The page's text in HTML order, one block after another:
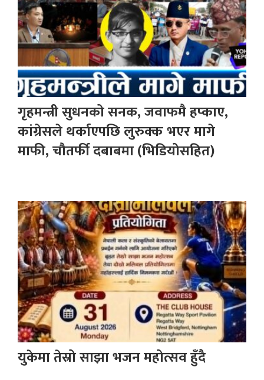
गृहमन्त्री सुधनको सनक, जवाफमै हप्काए,
कांग्रेसले थर्काएपछि लुरुक्क भएर मागे
माफी, चौतर्फी दबाबमा (भिडियोसहित)
युकेमा तेस्रो साझा भजन महोत्सव हुँदै